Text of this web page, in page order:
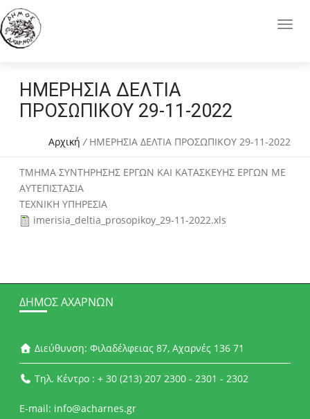
ΗΜΕΡΗΣΙΑ ΔΕΛΤΙΑ
ΠΡΟΣΩΠΙΚΟΥ 29-11-2022
Αρχική / ΗΜΕΡΗΣΙΑ ΔΕΛΤΙΑ ΠΡΟΣΩΠΙΚΟΥ 29-11-2022
ΤΜΗΜΑ ΣΥΝΤΗΡΗΣΗΣ ΕΡΓΩΝ ΚΑΙ ΚΑΤΑΣΚΕΥΗΣ ΕΡΓΩΝ ΜΕ
ΑΥΤΕΠΙΣΤΑΣΙΑ
ΤΕΧΝΙΚΗ ΥΠΗΡΕΣΙΑ
imerisia_deltia_prosopikoy_29-11-2022.xls
ΔΉΜΟΣ ΑΧΑΡΝΏΝ
Διεύθυνση: Φιλαδέλφειας 87, Αχαρνές 136 71
Τηλ. Κέντρο : + 30 (213) 207 2300 - 2301 - 2302
E-mail: info@acharnes.gr